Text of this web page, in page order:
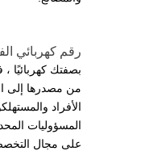
رقم كهربائي
بصفتك كهربائيًا
من مصدرها إلى
الأفراد
المسؤوليات
على مجال